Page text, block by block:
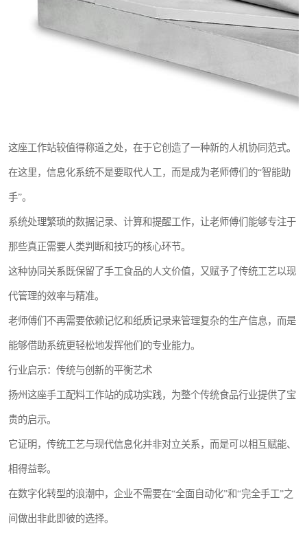
这座工作站较值得称道之处，在于它创造了一种新的人机协同范式。
在这里，信息化系统不是要取代人工，而是成为老师傅们的“智能助
手”。
系统处理繁琐的数据记录、计算和提醒工作，让老师傅们能够专注于
那些真正需要人类判断和技巧的核心环节。
这种协同关系既保留了手工食品的人文价值，又赋予了传统工艺以现
代管理的效率与精准。
老师傅们不再需要依赖记忆和纸质记录来管理复杂的生产信息，而是
能够借助系统更轻松地发挥他们的专业能力。
行业启示：传统与创新的平衡艺术
扬州这座手工配料工作站的成功实践，为整个传统食品行业提供了宝
贵的启示。
它证明，传统工艺与现代信息化并非对立关系，而是可以相互赋能、
相得益彰。
在数字化转型的浪潮中，企业不需要在“全面自动化”和“完全手工”之
间做出非此即彼的选择。